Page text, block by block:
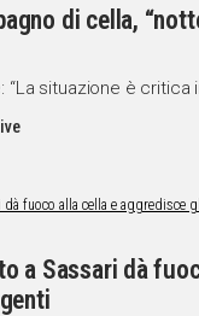
di cella,
“La situazione è critica
a Sassari dà